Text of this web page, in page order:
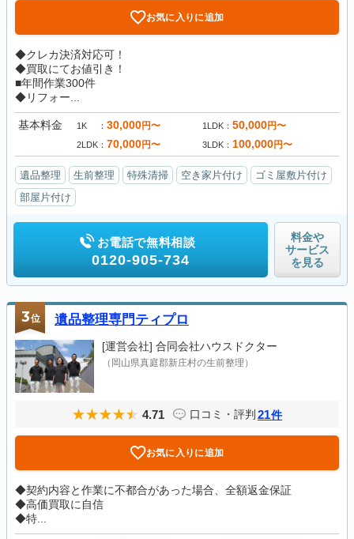
お気に入りに追加
◆クレカ決済対応可！
◆買取にてお値引き！
■年間作業300件
◆リフォー...
基本料金 1K 30,000円〜 1LDK 50,000円〜
2LDK 70,000円〜 3LDK 100,000円〜
遺品整理 生前整理 特殊清掃 空き家片付け
ゴミ屋敷片付け
部屋片付け
お電話で無料相談
0120-905-734
料金や
サービス
を見る
3位 遺品整理専門ティプロ
[運営会社] 合同会社ハウスドクター
（岡山県真庭郡新庄村の生前整理）
4.71 口コミ・評判 21件
お気に入りに追加
◆契約内容と作業に不都合があった場合、全額返金保証
◆高価買取に自信
◆特...